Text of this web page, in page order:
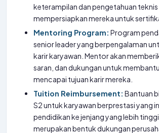
keterampilan dan pengetahuan
mempersiapkan mereka untuk
Mentoring Program: Program
senior leader yang berpengalaman
karir karyawan. Mentor akan
saran, dan dukungan untuk
mencapai tujuan karir mereka.
Tuition Reimbursement: Bantuan
S2 untuk karyawan berprestasi yang
pendidikan ke jenjang yang lebih
merupakan bentuk dukungan